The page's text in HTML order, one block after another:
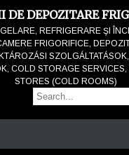
DE DEPOZITARE
REFRIGERARE ŞI
FRIGORIFICE,
COLD STORAGE
STORES (COLD ROOMS)